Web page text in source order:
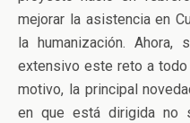
mejorar la asistencia en
la humanización. Ahora,
extensivo este reto a
motivo, la principal
en que está dirigida no